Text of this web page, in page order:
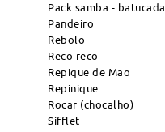
Pack samba - batucada
Pandeiro
Rebolo
Reco reco
Repique de Mao
Repinique
Rocar (chocalho)
Sifflet